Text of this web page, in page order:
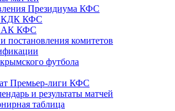
Президиума КФС
КДК КФС
АК КФС
постановления комитетов
футбола
Премьер-лиги КФС
и результаты матчей
таблица